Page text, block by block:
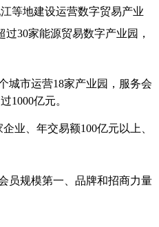
等地建设运营数字贸易产业
30家能源贸易数字产业园，
城市运营18家产业园，服务会
1000亿元。
业、年交易额100亿元以上、
员规模第一、品牌和招商力量